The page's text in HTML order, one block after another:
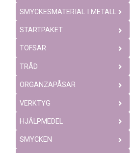
SMYCKESMATERIAL I METALL
STARTPAKET
TOFSAR
TRÅD
ORGANZAPÅSAR
VERKTYG
HJÄLPMEDEL
SMYCKEN